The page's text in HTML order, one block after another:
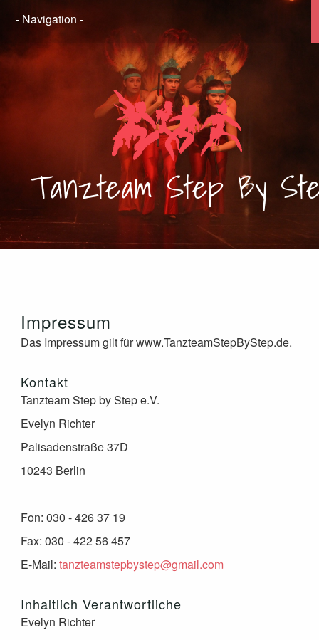
TanzteamStep By
Impressum
Das Impressum gilt für www.TanzteamStepByStep.de.
Kontakt
Tanzteam Step by Step e.V.
Evelyn Richter
Palisadenstraße 37D
10243 Berlin
Fon: 030 - 426 37 19
Fax: 030 - 422 56 457
E-Mail:tanzteamstepbystep@gmail.com
Inhaltlich Verantwortliche
Evelyn Richter